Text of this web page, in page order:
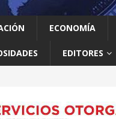
ECONOMÍA
EDITORES